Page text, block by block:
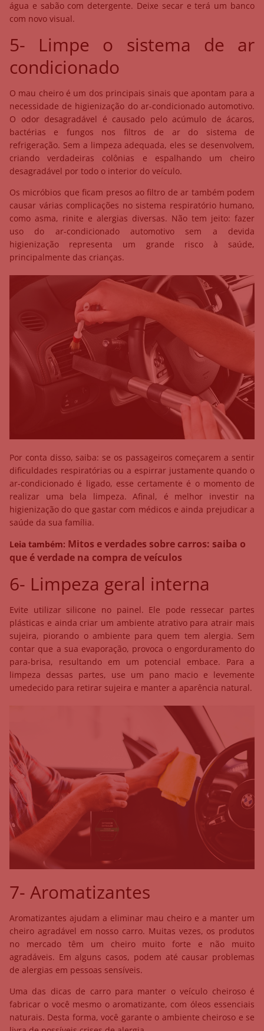
água e sabão com detergente. Deixe secar e terá um banco
com novo visual.
5- Limpe o sistema de ar
condicionado
O mau cheiro é um dos principais sinais que apontam para a
necessidade de higienização do ar-condicionado automotivo.
O odor desagradável é causado pelo acúmulo de ácaros,
bactérias e fungos nos filtros de ar do sistema de
refrigeração. Sem a limpeza adequada, eles se desenvolvem,
criando verdadeiras colônias e espalhando um cheiro
desagradável por todo o interior do veículo.
Os micróbios que ficam presos ao filtro de ar também podem
causar várias complicações no sistema respiratório humano,
como asma, rinite e alergias diversas. Não tem jeito: fazer
uso do ar-condicionado automotivo sem a devida
higienização representa um grande risco à saúde,
principalmente das crianças.
Por conta disso, saiba: se os passageiros começarem a sentir
dificuldades respiratórias ou a espirrar justamente quando o
ar-condicionado é ligado, esse certamente é o momento de
realizar uma bela limpeza. Afinal, é melhor investir na
higienização do que gastar com médicos e ainda prejudicar a
saúde da sua família.
Leia também: Mitos e verdades sobre carros: saiba o
que é verdade na compra de veículos
6- Limpeza geral interna
Evite utilizar silicone no painel. Ele pode ressecar partes
plásticas e ainda criar um ambiente atrativo para atrair mais
sujeira, piorando o ambiente para quem tem alergia. Sem
contar que a sua evaporação, provoca o engorduramento do
para-brisa, resultando em um potencial embace. Para a
limpeza dessas partes, use um pano macio e levemente
umedecido para retirar sujeira e manter a aparência natural.
7- Aromatizantes
Aromatizantes ajudam a eliminar mau cheiro e a manter um
cheiro agradável em nosso carro. Muitas vezes, os produtos
no mercado têm um cheiro muito forte e não muito
agradáveis. Em alguns casos, podem até causar problemas
de alergias em pessoas sensíveis.
Uma das dicas de carro para manter o veículo cheiroso é
fabricar o você mesmo o aromatizante, com óleos essenciais
naturais. Desta forma, você garante o ambiente cheiroso e se